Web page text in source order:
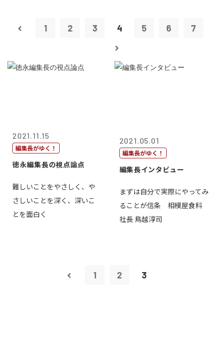
1 2 3 4 5 6 7
2021.11.15
編集長がゆく！
徳永編集長の視点論点
難しいことをやさしく、や
さしいことを深く、深いこ
とを面白く
2021.05.01
編集長がゆく！
編集長インタビュー
まずは自分で実際にやってみ
ることが信条 相模屋食料
社長 鳥越淳司
1 2 3